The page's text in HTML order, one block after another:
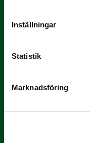
Inställningar
Statistik
Marknadsföring
Rösta på